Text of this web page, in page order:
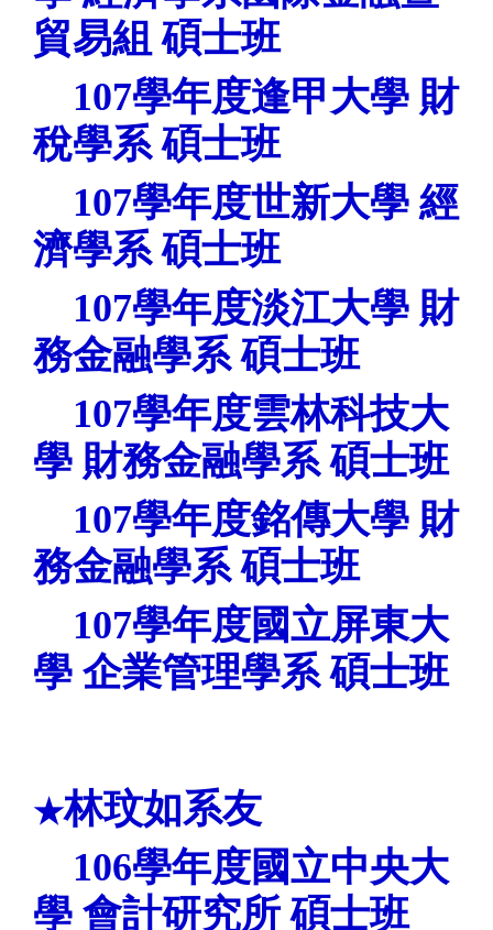
貿易組 碩士班
107學年度逢甲大學 財
稅學系碩士班
107學年度世新大學 經
濟學系碩士班
107學年度淡江大學 財
務金融學系碩士班
107學年度雲林科技大
學 財務金融學系碩士班
107學年度銘傳大學 財
務金融學系碩士班
107學年度國立屏東大
學 企業管理學系碩士班
★林玟如系友
106學年度國立中央大
學 會計研究所 碩士班